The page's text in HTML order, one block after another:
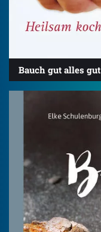
Bauch gut alles gut